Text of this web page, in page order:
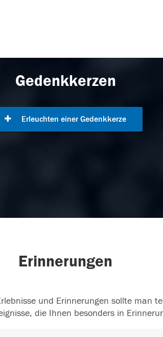
Gedenkkerzen
Erleuchten einer Gedenkkerze
Erinnerungen
und Erinnerungen sollte man
die Ihnen besonders in